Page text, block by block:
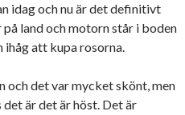
idag och nu är det definitivt
land och motorn står i boden
ihåg att kupa rosorna.
och det var mycket skönt, men
det är det är höst. Det är